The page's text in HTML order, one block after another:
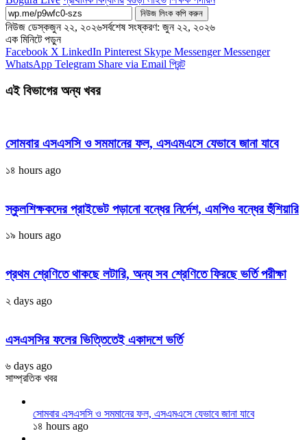
নিউজ লিংক কপি করুন
নিউজ ডেস্কজুন ২২, ২০২৬সর্বশেষ সংষ্করণ: জুন ২২, ২০২৬
এক মিনিটে পড়ুন
Facebook X LinkedIn Pinterest Skype Messenger Messenger
WhatsApp Telegram Share via Email প্রিন্ট
এই বিভাগের অন্য খবর
সোমবার এসএসসি ও সমমানের ফল, এসএমএসে যেভাবে জানা যাবে
১৪ hours ago
স্কুলশিক্ষকদের প্রাইভেট পড়ানো বন্ধের নির্দেশ, এমপিও বন্ধের হুঁশিয়ারি
১৯ hours ago
প্রথম শ্রেণিতে থাকছে লটারি, অন্য সব শ্রেণিতে ফিরছে ভর্তি পরীক্ষা
২ days ago
এসএসসির ফলের ভিত্তিতেই একাদশে ভর্তি
৬ days ago
সাম্প্রতিক খবর
সোমবার এসএসসি ও সমমানের ফল, এসএমএসে যেভাবে জানা যাবে
১৪ hours ago